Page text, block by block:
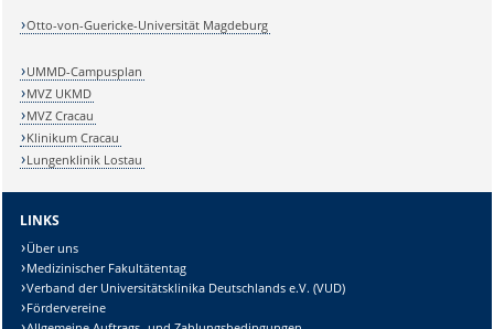
Otto-von-Guericke-Universität Magdeburg
UMMD-Campusplan
MVZ UKMD
MVZ Cracau
Klinikum Cracau
Lungenklinik Lostau
LINKS
Über uns
Medizinischer Fakultätentag
Verband der Universitätsklinika Deutschlands e.V. (VUD)
Fördervereine